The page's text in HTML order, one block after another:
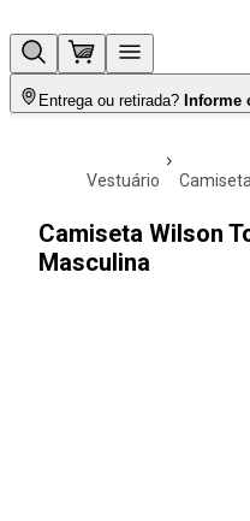
Entrega ou retirada? Informe
vestuário camiseta
Camiseta Wilson
Masculina